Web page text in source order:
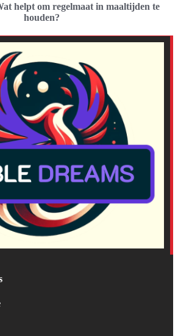
helpt om regelmaat in maaltijden te
houden?